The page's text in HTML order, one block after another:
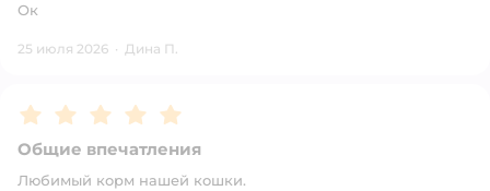
Ок
25 июля 2026 · Дина П.
Рейтинг:5
Общие впечатления
Любимый корм нашей кошки.